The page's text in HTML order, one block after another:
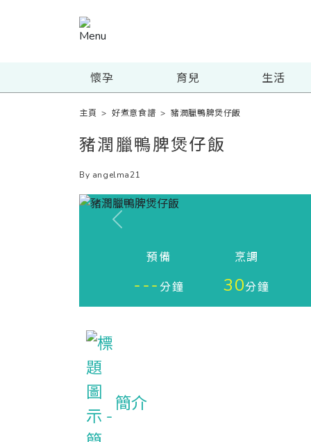
懷孕 育兒 生活
主頁 >好煮意食譜 >豬潤臘鴨脾煲仔飯
豬潤臘鴨脾煲仔飯
By angelma21
Previous
預備
---分鐘
烹調
30分鐘
簡介